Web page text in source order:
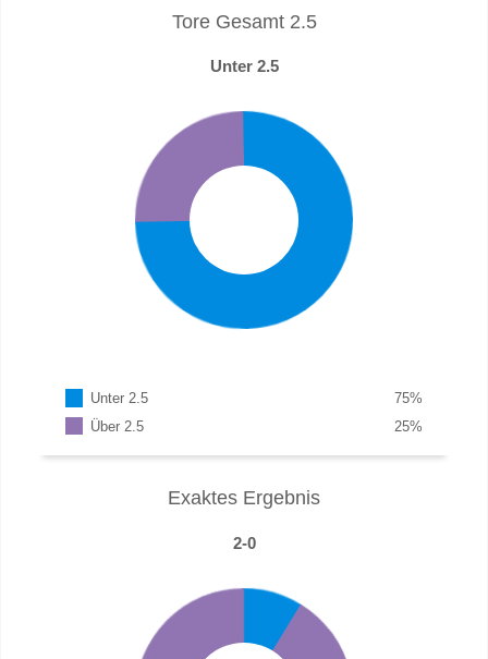
Tore Gesamt 2.5
Unter 2.5
Unter 2.5 %
75
Über 2.5
%
25
Exaktes Ergebnis
2-0